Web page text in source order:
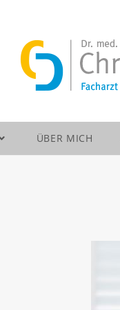
ÜBER MICH